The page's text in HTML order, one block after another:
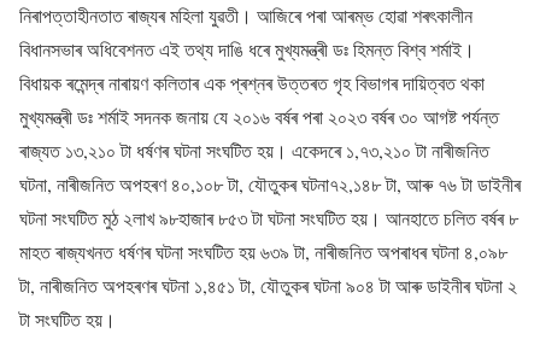
নিৰাপত্তাহীনতাত ৰাজ্যৰ মহিলা যুৱতী। আজিৰে পৰা আৰম্ভ হোৱা শৰৎকালীন
বিধানসভাৰ অধিবেশনত এই তথ্য দাঙি ধৰে মুখ্যমন্ত্ৰী ডঃ হিমন্ত বিশ্ব শৰ্মাই।
বিধায়ক ৰমেন্দ্ৰ নাৰায়ণ কলিতাৰ এক প্ৰশ্নৰ উত্তৰত গৃহ বিভাগৰ দায়িত্বত থকা
মুখ্যমন্ত্ৰী ডঃ শৰ্মাই সদনক জনায় যে ২০১৬ বৰ্ষৰ পৰা ২০২৩ বৰ্ষৰ ৩০ আগষ্ট পৰ্যন্ত
ৰাজ্যত ১৩,২১০ টা ধৰ্ষণৰ ঘটনা সংঘটিত হয়। একেদৰে ১,৭৩,২১০ টা নাৰীজনিত
ঘটনা, নাৰীজনিত অপহৰণ ৪০,১০৮ টা, যৌতুকৰ ঘটনা৭২,১৪৮ টা, আৰু ৭৬ টা ডাইনীৰ
ঘটনা সংঘটিত মুঠ ২লাখ ৯৮হাজাৰ ৮৫৩ টা ঘটনা সংঘটিত হয়। আনহাতে চলিত বৰ্ষৰ ৮
মাহত ৰাজ্যখনত ধৰ্ষণৰ ঘটনা সংঘটিত হয় ৬৩৯ টা, নাৰীজনিত অপৰাধৰ ঘটনা ৪,০৯৮
টা, নাৰীজনিত অপহৰণৰ ঘটনা ১,৪৫১ টা, যৌতুকৰ ঘটনা ৯০৪ টা আৰু ডাইনীৰ ঘটনা ২
টা সংঘটিত হয়।